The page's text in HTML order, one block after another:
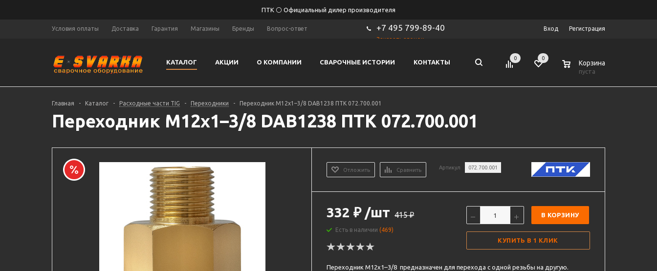
ПТК ⚪ Официальный дилер производителя
Условия оплаты Доставка Гарантия Магазины Бренды Вопрос-ответ +7 495 799-89-40
Заказать звонок
Вход Регистрация
КАТАЛОГ АКЦИИ О КОМПАНИИ СВАРОЧНЫЕ ИСТОРИИ КОНТАКТЫ
0 0
Корзина
пуста
Главная - Каталог - Расходные части TIG - Переходники - Переходник M12х1–3/8 DAB1238 ПТК 072.700.001
Переходник M12х1–3/8 DAB1238 ПТК 072.700.001
Отложить Сравнить Артикул 072.700.001
332 ₽ /шт 415₽
Есть в наличии(469)
В КОРЗИНУ
КУПИТЬ В 1 КЛИК
Переходник M12х1–3/8 предназначен для перехода с одной резьбы на другую.